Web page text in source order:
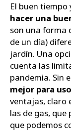
Tecnología
Videojuegos
Zapatos
El buen tiempo
hacer una
son una forma
de un día)
jardín. Una
cuenta las
pandemia. Sin
mejor para
ventajas, claro
las de gas,
que podemos